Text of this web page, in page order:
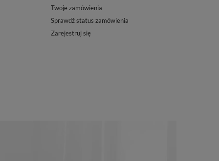
Twoje zamówienia
Sprawdź status zamówienia
Zarejestruj się